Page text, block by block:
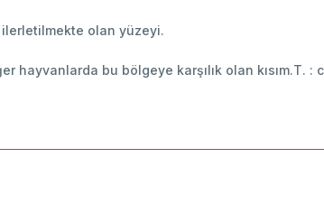
olan yüzeyi.
hayvanlarda bu bölgeye karşılık olan kısım.T. :